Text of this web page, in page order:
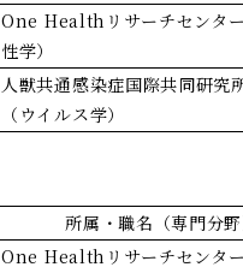
One Healthリサーチセンタ
性学）
人獣共通感染症国際共同研究
（ウイルス学）
所属・職名（専門分野
One Healthリサーチセンタ